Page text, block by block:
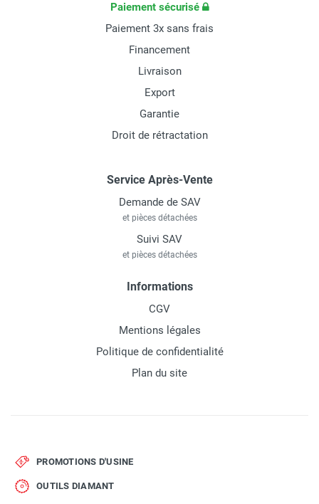
Paiement sécurisé
Paiement 3x sans frais
Financement
Livraison
Export
Garantie
Droit de rétractation
Service Après-Vente
Demande de SAV
et pièces détachées
Suivi SAV
et pièces détachées
Informations
CGV
Mentions légales
Politique de confidentialité
Plan du site
PROMOTIONS D'USINE
OUTILS DIAMANT